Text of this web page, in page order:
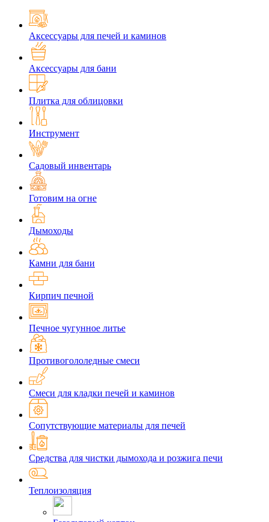
Аксессуары для печей и каминов
Аксессуары для бани
Плитка для облицовки
Инструмент
Садовый инвентарь
Готовим на огне
Дымоходы
Камни для бани
Кирпич печной
Печное чугунное литье
Противогололедные смеси
Смеси для кладки печей и каминов
Сопутствующие материалы для печей
Средства для чистки дымохода и розжига печи
Теплоизоляция